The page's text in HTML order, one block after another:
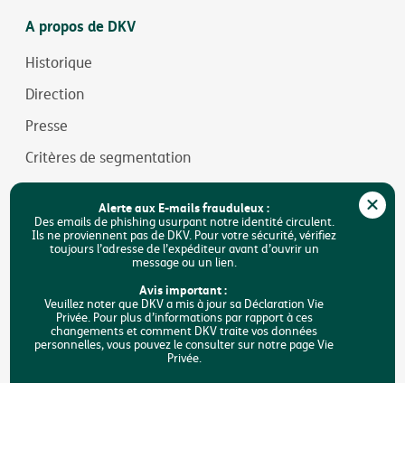
A propos de DKV
Historique
Direction
Presse
Critères de segmentation
Jobs
Durabilité
Accessibilité
Rechercher
Alerte aux E-mails frauduleux :
Des emails de phishing usurpant notre identité circulent.
Ils ne proviennent pas de DKV. Pour votre sécurité, vérifiez
toujours l’adresse de l’expéditeur avant d’ouvrir un
message ou un lien.
Avis important :
Veuillez noter que DKV a mis à jour sa Déclaration Vie
Privée. Pour plus d’informations par rapport à ces
changements et comment DKV traite vos données
personnelles, vous pouvez le consulter sur notre page Vie
Privée.